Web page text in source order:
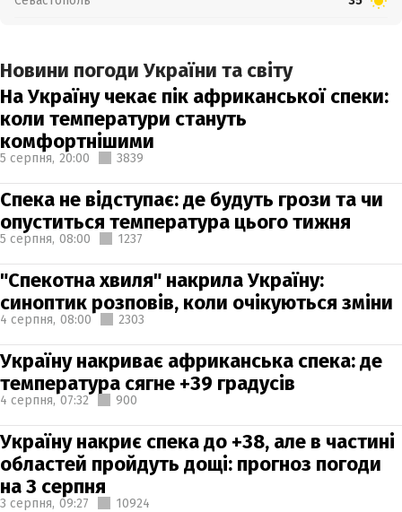
Новини погоди України та світу
На Україну чекає пік африканської спеки:
коли температури стануть
комфортнішими
5 серпня, 20:00 3839
Спека не відступає: де будуть грози та чи
опуститься температура цього тижня
5 серпня, 08:00 1237
"Спекотна хвиля" накрила Україну:
синоптик розповів, коли очікуються зміни
4 серпня, 08:00 2303
Україну накриває африканська спека: де
температура сягне +39 градусів
4 серпня, 07:32 900
Україну накриє спека до +38, але в частині
областей пройдуть дощі: прогноз погоди
на 3 серпня
3 серпня, 09:27 10924